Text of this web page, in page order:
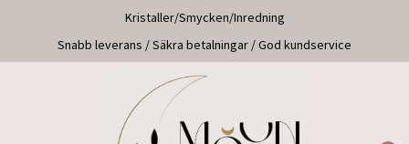
Kristaller/Smycken/Inredning
Snabb leverans / Säkra betalningar / God kundservice